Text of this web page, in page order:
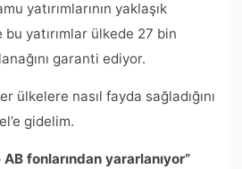
yatırımlarının yaklaşık
bu yatırımlar ülkede 27 bin
garanti ediyor.
ülkelere nasıl fayda sağladığını
gidelim.
fonlarından yararlanıyor”